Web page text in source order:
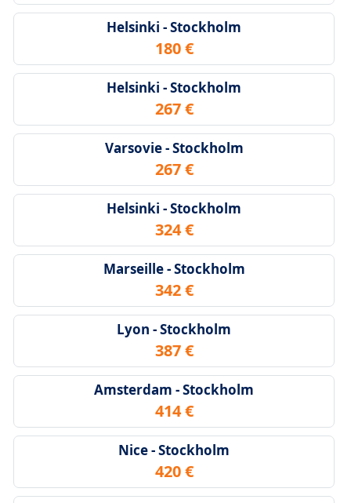
Helsinki - Stockholm
180 €
Helsinki - Stockholm
267 €
Varsovie - Stockholm
267 €
Helsinki - Stockholm
324 €
Marseille - Stockholm
342 €
Lyon - Stockholm
387 €
Amsterdam - Stockholm
414 €
Nice - Stockholm
420 €